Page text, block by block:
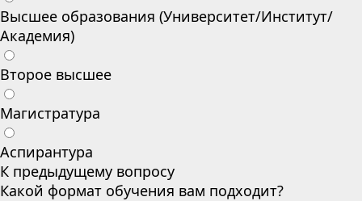
Высшее образования (Университет/Институт/
Академия)
Второе высшее
Магистратура
Аспирантура
К предыдущему вопросу
Какой формат обучения вам подходит?